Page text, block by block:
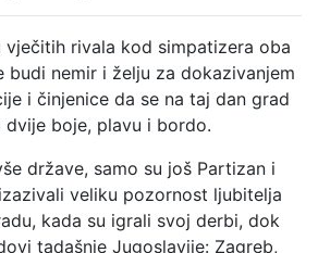
vječitih rivala kod simpatizera oba
budi nemir i želju za dokazivanjem
i činjenice da se na taj dan grad
dvije boje, plavu i bordo.
države, samo su još Partizan i
veliku pozornost ljubitelja
kada su igrali svoj derbi, dok
tadašnje Jugoslavije: Zagreb,